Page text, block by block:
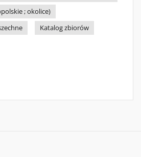
; okolice)
Katalog zbiorów